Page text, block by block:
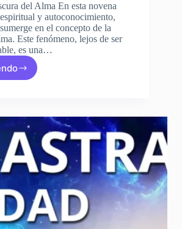
del Alma En esta novena
y autoconocimiento,
en el concepto de la
Este fenómeno, lejos de ser
es una…